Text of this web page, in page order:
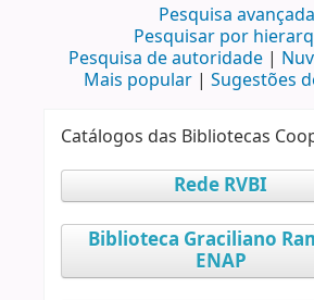
Pesquisa avançada
Pesquisar por
Pesquisa de autoridade
Mais popular
Sugestões
Catálogos das Bibliotecas
Rede RVBI
Biblioteca Graciliano
ENAP